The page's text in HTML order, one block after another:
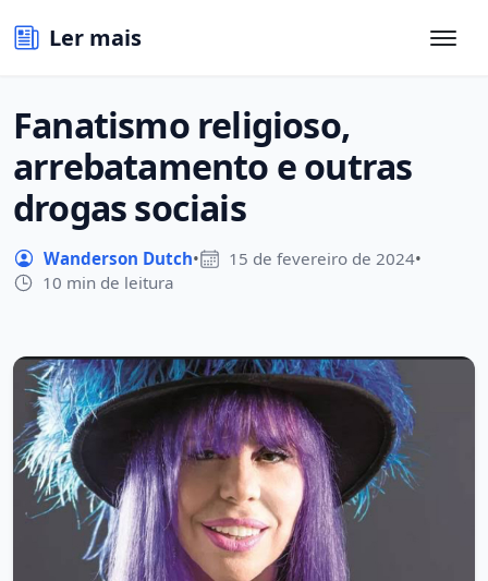
Ler mais
Fanatismo religioso,
arrebatamento e outras
drogas sociais
Wanderson Dutch• 15 de fevereiro de 2024•
10 min de leitura